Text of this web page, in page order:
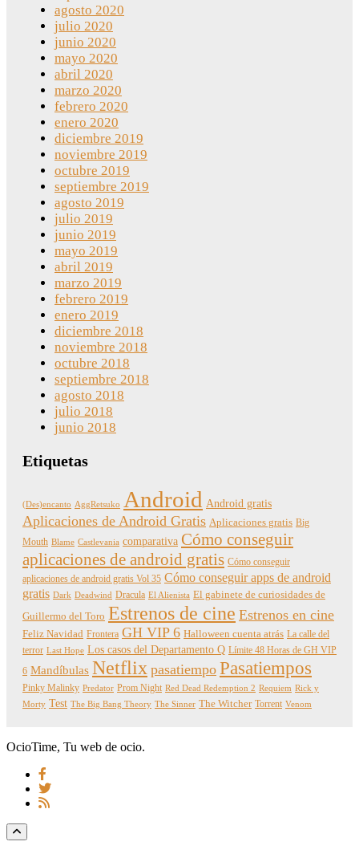
agosto 2020
julio 2020
junio 2020
mayo 2020
abril 2020
marzo 2020
febrero 2020
enero 2020
diciembre 2019
noviembre 2019
octubre 2019
septiembre 2019
agosto 2019
julio 2019
junio 2019
mayo 2019
abril 2019
marzo 2019
febrero 2019
enero 2019
diciembre 2018
noviembre 2018
octubre 2018
septiembre 2018
agosto 2018
julio 2018
junio 2018
Etiquetas
(Des)encanto AggRetsuko Android Android gratis
Aplicaciones de Android Gratis Aplicaciones gratis Big
Mouth Blame Castlevania comparativa Cómo conseguir
aplicaciones de android gratis Cómo conseguir
aplicaciones de android gratis Vol 35 Cómo conseguir apps de android
gratis Dark Deadwind Dracula El Alienista El gabinete de curiosidades de
Guillermo del Toro Estrenos de cine Estrenos en cine
Feliz Navidad Frontera GH VIP 6 Halloween cuenta atrás La calle del
terror Last Hope Los casos del Departamento Q Límite 48 Horas de GH VIP
6 Mandíbulas Netflix pasatiempo Pasatiempos
Pinky Malinky Predator Prom Night Red Dead Redemption 2 Requiem Rick y
Morty Test The Big Bang Theory The Sinner The Witcher Torrent Venom
OcioTime, Tu web de ocio.